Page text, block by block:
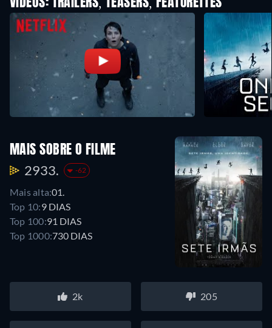
VIDEOS: TRAILERS, TEASERS, FEATURETTES
MAIS SOBRE O FILME
2933. -62
Mais alta:01.
Top 10:9 DIAS
Top 100:91 DIAS
Top 1000:730 DIAS
2k 205